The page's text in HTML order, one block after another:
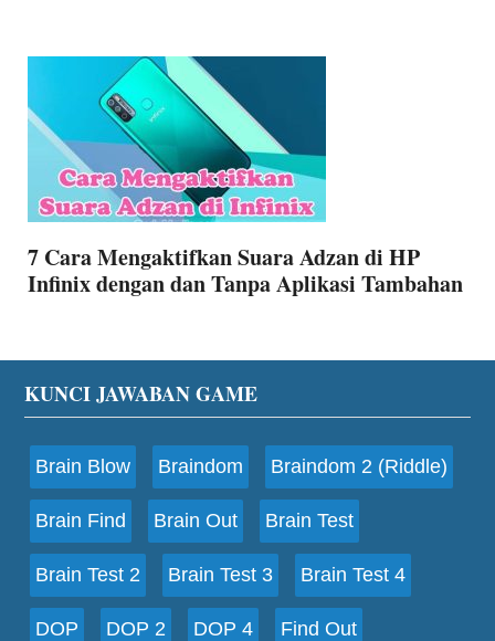
7 Cara Mengaktifkan Suara Adzan di HP
Infinix dengan dan Tanpa Aplikasi Tambahan
Footer
KUNCI JAWABAN GAME
Brain Blow Braindom Braindom 2 (Riddle)
Brain Find Brain Out Brain Test
Brain Test 2 Brain Test 3 Brain Test 4
DOP DOP 2 DOP 4 Find Out